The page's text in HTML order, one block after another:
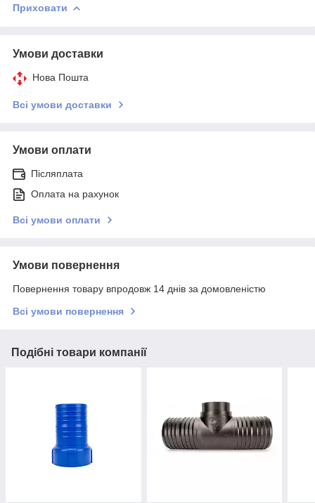
Приховати
Умови доставки
Нова Пошта
Всі умови доставки
Умови оплати
Післяплата
Оплата на рахунок
Всі умови оплати
Умови повернення
Повернення товару впродовж 14 днів за домовленістю
Всі умови повернення
Подібні товари компанії